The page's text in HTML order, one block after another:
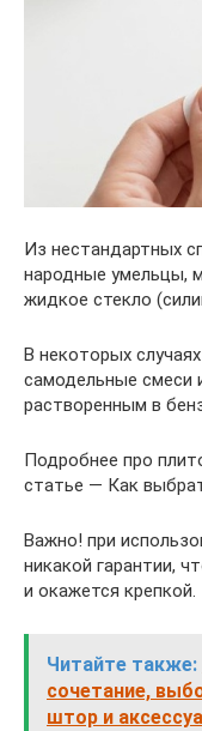
Из нестандартных
народные умельцы,
жидкое стекло
В некоторых
самодельные смеси
растворенным в
Подробнее про
статье — Как
Важно! при
никакой гарантии,
и окажется крепкой.
Читайте также:
сочетание,
штор и